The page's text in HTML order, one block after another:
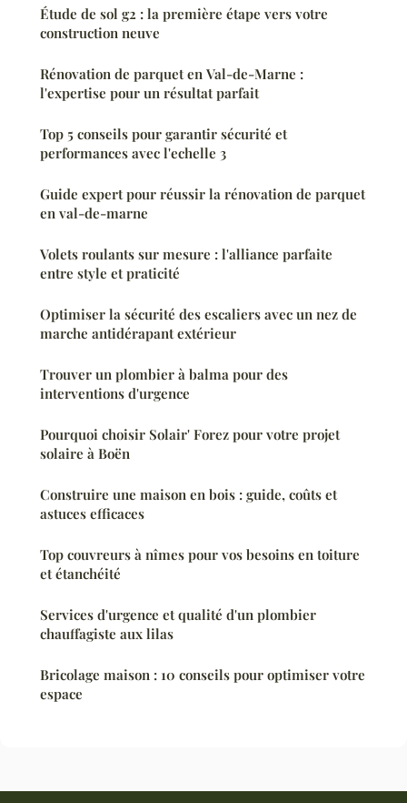
Étude de sol g2 : la première étape vers votre
construction neuve
Rénovation de parquet en Val-de-Marne :
l'expertise pour un résultat parfait
Top 5 conseils pour garantir sécurité et
performances avec l'echelle 3
Guide expert pour réussir la rénovation de parquet
en val-de-marne
Volets roulants sur mesure : l'alliance parfaite
entre style et praticité
Optimiser la sécurité des escaliers avec un nez de
marche antidérapant extérieur
Trouver un plombier à balma pour des
interventions d'urgence
Pourquoi choisir Solair' Forez pour votre projet
solaire à Boën
Construire une maison en bois : guide, coûts et
astuces efficaces
Top couvreurs à nîmes pour vos besoins en toiture
et étanchéité
Services d'urgence et qualité d'un plombier
chauffagiste aux lilas
Bricolage maison : 10 conseils pour optimiser votre
espace